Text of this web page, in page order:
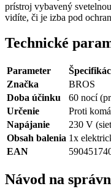
prístroj vybavený
vidíte, či je izba pod
Technické
Parameter
Značka
BROS
Doba účinku
60 nocí
Určenie
Proti
Napájanie
230 V
Obsah balenia 1x
EAN
Návod na